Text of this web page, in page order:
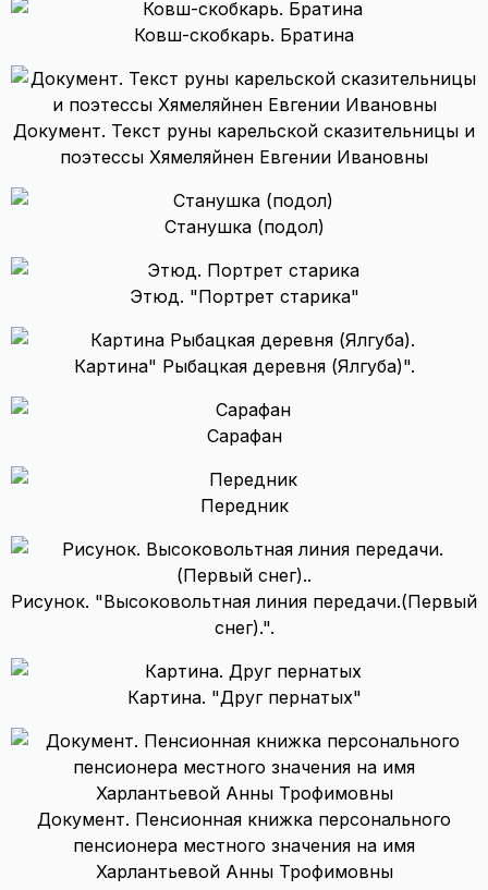
Ковш-скобкарь. Братина
Документ. Текст руны карельской сказительницы и
поэтессы Хямеляйнен Евгении Ивановны
Станушка (подол)
Этюд. "Портрет старика"
Картина" Рыбацкая деревня (Ялгуба)".
Сарафан
Передник
Рисунок. "Высоковольтная линия передачи.(Первый
снег).".
Картина. "Друг пернатых"
Документ. Пенсионная книжка персонального
пенсионера местного значения на имя
Харлантьевой Анны Трофимовны